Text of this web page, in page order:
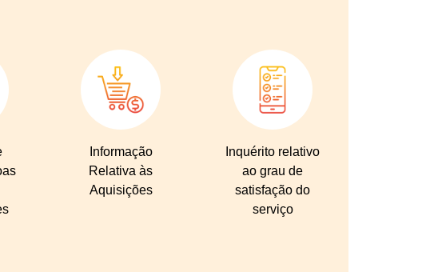
Informação
Relativa às
Aquisições
Inquérito relativo
ao grau de
satisfação do
serviço